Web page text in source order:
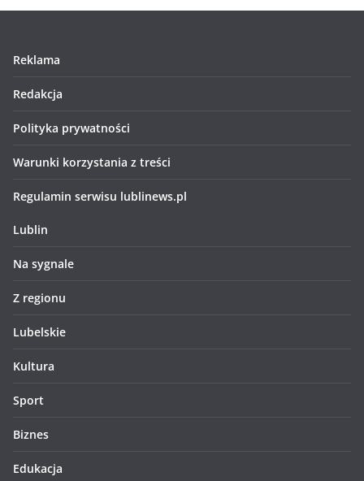
Reklama
Redakcja
Polityka prywatności
Warunki korzystania z treści
Regulamin serwisu lublinews.pl
Lublin
Na sygnale
Z regionu
Lubelskie
Kultura
Sport
Biznes
Edukacja